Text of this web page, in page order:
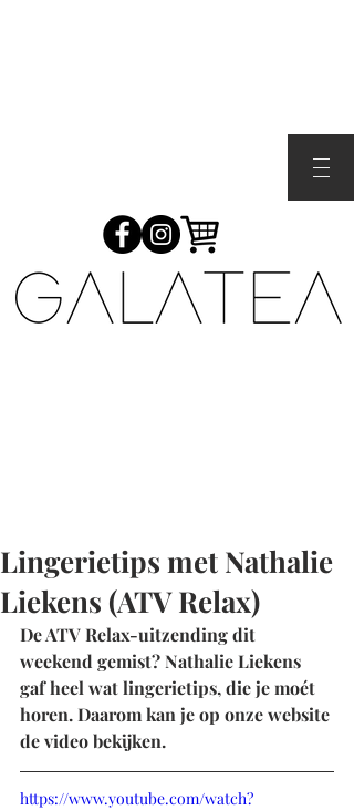
Lingerietips met Nathalie
Liekens (ATV Relax)
De ATV Relax-uitzending dit
weekend gemist? Nathalie Liekens
gaf heel wat lingerietips, die je moét
horen. Daarom kan je op onze website
de video bekijken.
https://www.youtube.com/watch?